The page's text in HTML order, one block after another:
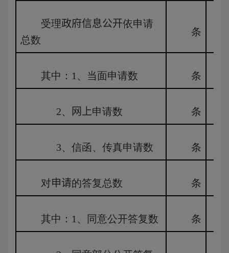
受理政府信息公开依申请
总数
条
其中： 1、当面申请数 条
2、 网上申请数 条
3、信函、传真申请数 条
对申请的答复总数 条
其中： 1、同意公开答复数 条